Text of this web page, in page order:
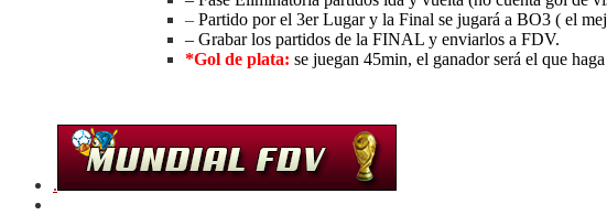
– Partido por el 3er Lugar y la Final se jugará a BO3 ( el
– Grabar los partidos de la FINAL y enviarlos a FDV.
*Gol de plata: se juegan 45min, el ganador será el que
.